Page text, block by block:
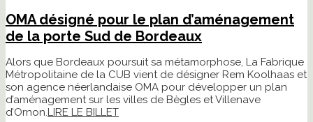
OMA désigné pour le plan d’aménagement
de la porte Sud de Bordeaux
Alors que Bordeaux poursuit sa métamorphose, La Fabrique
Métropolitaine de la CUB vient de désigner Rem Koolhaas et
son agence néerlandaise OMA pour développer un plan
d’aménagement sur les villes de Bègles et Villenave
d’Ornon.LIRE LE BILLET